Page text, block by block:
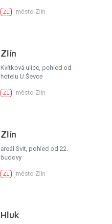
ZL město Zlín
Zlín
Kvítková ulice, pohled od
hotelu U Ševce
ZL město Zlín
Zlín
areál Svit, pohled od 22.
budovy
ZL město Zlín
Hluk